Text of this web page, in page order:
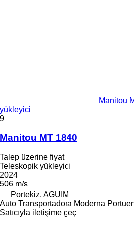
Manitou
yükleyici
9
Manitou MT 1840
Talep üzerine fiyat
Teleskopik yükleyici
2024
506 m/s
Portekiz, AGUIM
Auto Transportadora Moderna
Satıcıyla iletişime geç